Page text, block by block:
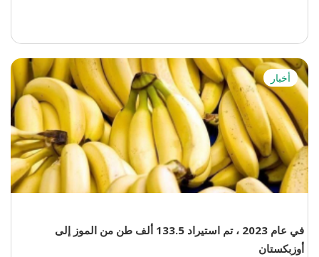
أخبار
في عام 2023 ، تم استيراد 133.5 ألف طن من الموز إلى
أوزبكستان